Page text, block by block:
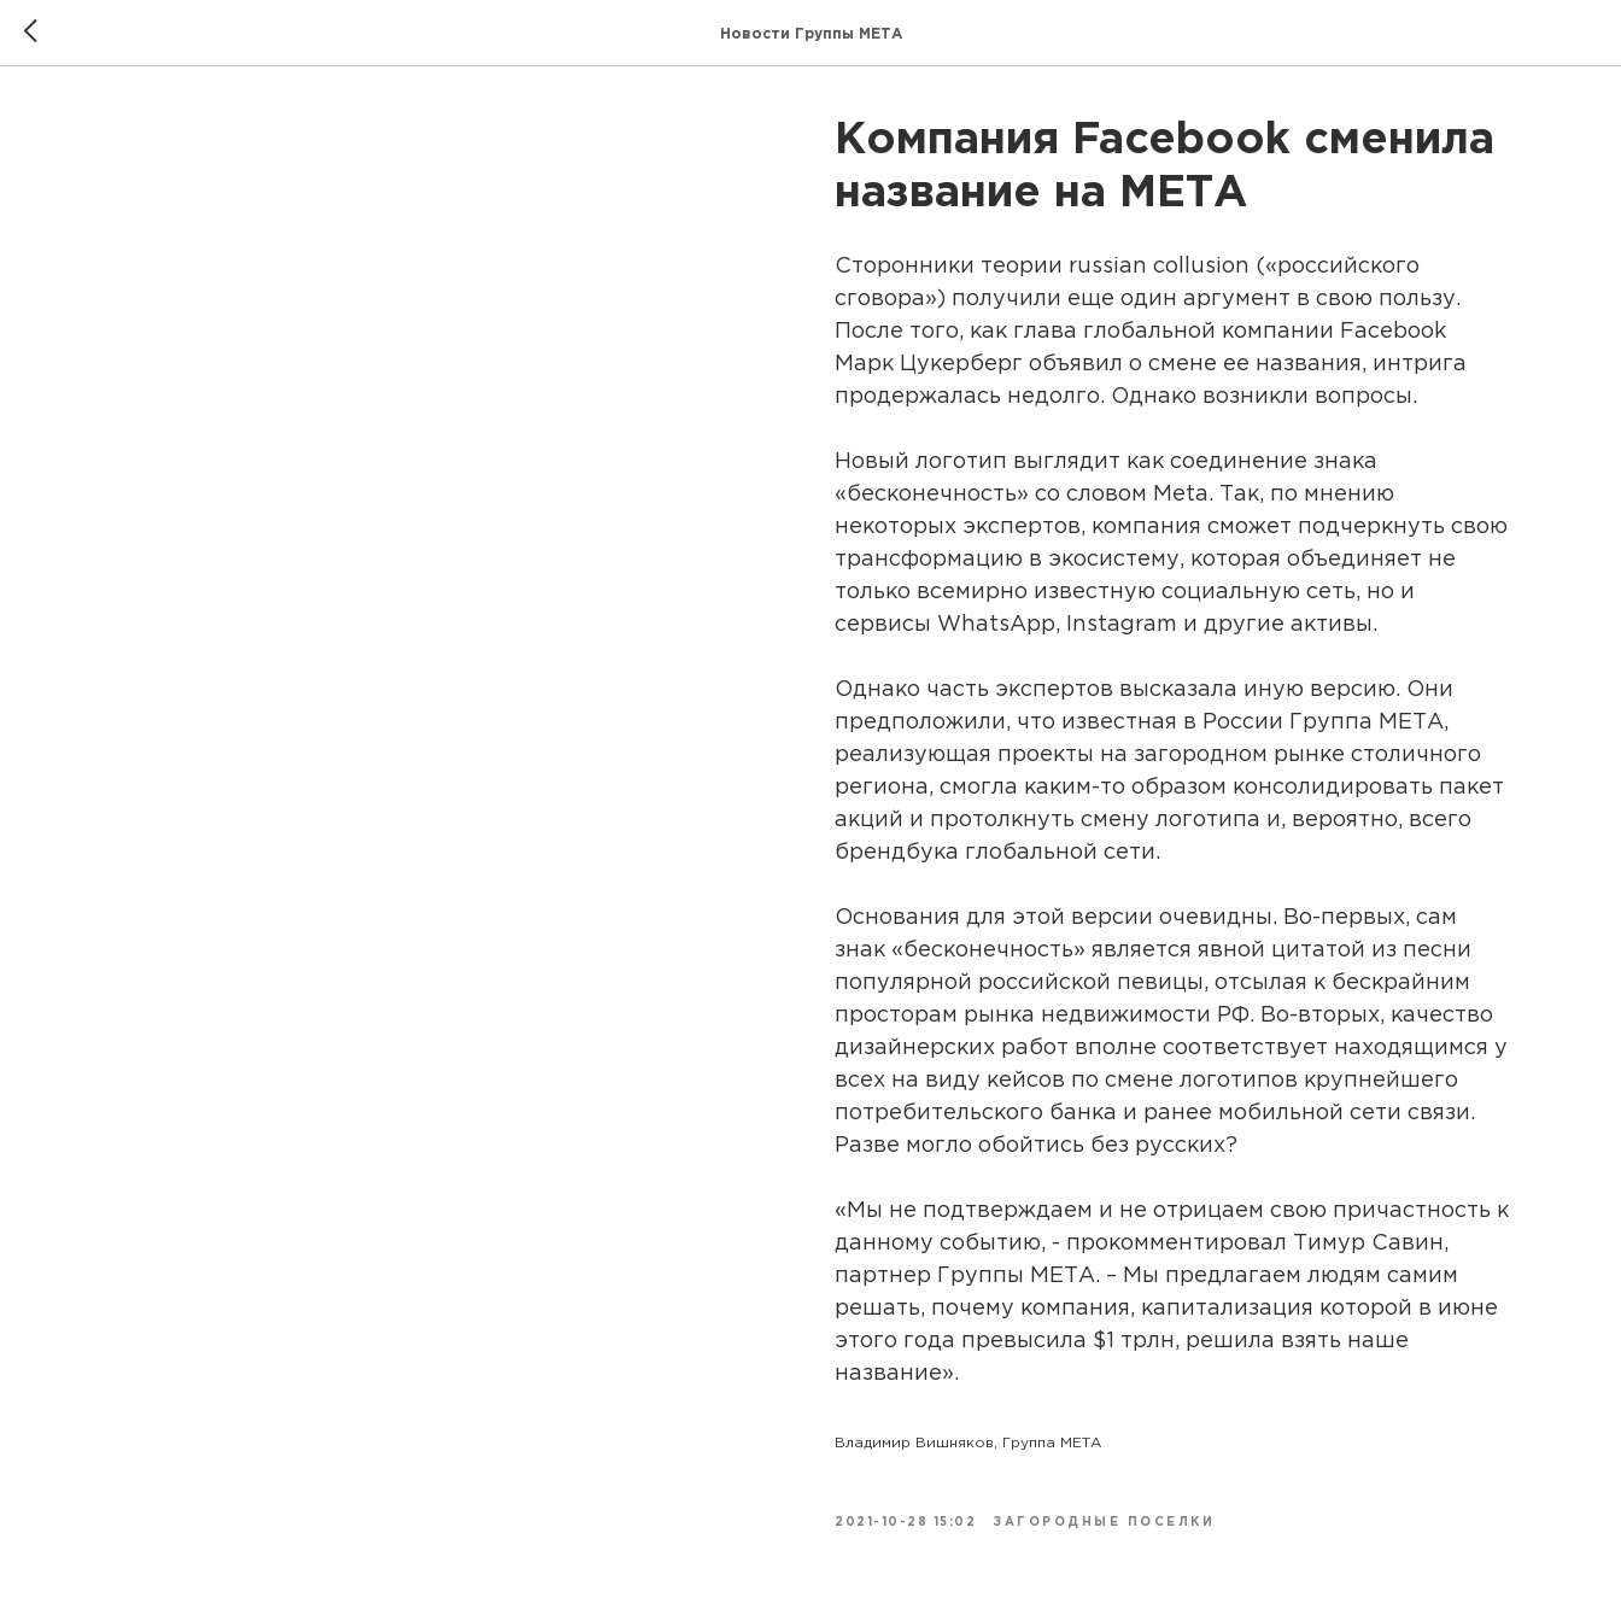
Новости Группы МЕТА
Компания Facebook сменила
название на МЕТА
Сторонники теории russian collusion («российского
сговора») получили еще один аргумент в свою пользу.
После того, как глава глобальной компании Facebook
Марк Цукерберг объявил о смене ее названия, интрига
продержалась недолго. Однако возникли вопросы.
Новый логотип выглядит как соединение знака
«бесконечность» со словом Meta. Так, по мнению
некоторых экспертов, компания сможет подчеркнуть свою
трансформацию в экосистему, которая объединяет не
только всемирно известную социальную сеть, но и
сервисы WhatsApp, Instagram и другие активы.
Однако часть экспертов высказала иную версию. Они
предположили, что известная в России Группа МЕТА,
реализующая проекты на загородном рынке столичного
региона, смогла каким-то образом консолидировать пакет
акций и протолкнуть смену логотипа и, вероятно, всего
брендбука глобальной сети.
Основания для этой версии очевидны. Во-первых, сам
знак «бесконечность» является явной цитатой из песни
популярной российской певицы, отсылая к бескрайним
просторам рынка недвижимости РФ. Во-вторых, качество
дизайнерских работ вполне соответствует находящимся у
всех на виду кейсов по смене логотипов крупнейшего
потребительского банка и ранее мобильной сети связи.
Разве могло обойтись без русских?
«Мы не подтверждаем и не отрицаем свою причастность к
данному событию, - прокомментировал Тимур Савин,
партнер Группы МЕТА. – Мы предлагаем людям самим
решать, почему компания, капитализация которой в июне
этого года превысила $1 трлн, решила взять наше
название».
Владимир Вишняков, Группа МЕТА
2021-10-28 15:02 ЗАГОРОДНЫЕ ПОСЕЛКИ